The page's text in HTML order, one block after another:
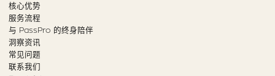
核心优势
服务流程
与 PassPro 的终身陪伴
洞察资讯
常见问题
联系我们